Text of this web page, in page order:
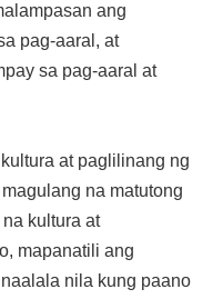
ang
pag-aaral, at
sa pag-aaral at
at paglilinang ng
na matutong
kultura at
mapanatili ang
nila kung paano